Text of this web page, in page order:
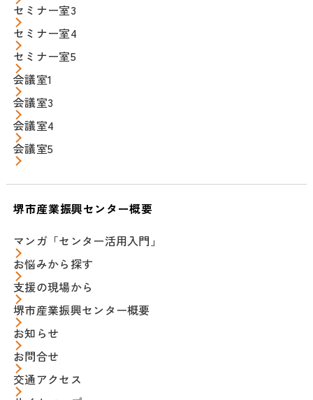
セミナー室3
セミナー室4
セミナー室5
会議室1
会議室3
会議室4
会議室5
堺市産業振興センター概要
マンガ「センター活用入門」
お悩みから探す
支援の現場から
堺市産業振興センター概要
お知らせ
お問合せ
交通アクセス